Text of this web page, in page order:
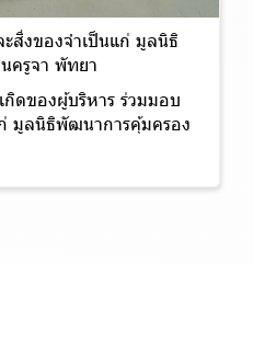
สิ่งของจำเป็นแก่ มูลนิธิ
ครูจา พัทยา
กิดของผู้บริหาร ร่วมมอบ
มูลนิธิพัฒนาการคุ้มครอง